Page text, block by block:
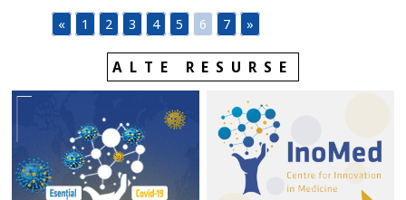
« 1 2 3 4 5 6 7 »
ALTE RESURSE